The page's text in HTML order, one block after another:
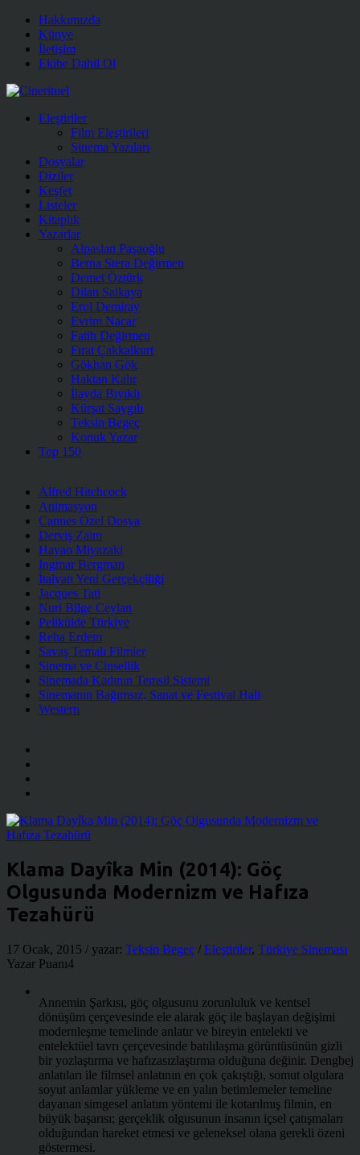
Hakkımızda
Künye
İletişim
Ekibe Dahil Ol
Eleştiriler
Film Eleştirileri
Sinema Yazıları
Dosyalar
Diziler
Keşfet
Listeler
Kitaplık
Yazarlar
Alpaslan Paşaoğlu
Berna Stera Değirmen
Demet Öztürk
Dilan Salkaya
Erol Demiray
Evrim Nacar
Fatih Değirmen
Fırat Çakkalkurt
Gökhan Gök
Haktan Kalır
İlayda Bıyıklı
Kürşat Saygılı
Teksin Begeç
Konuk Yazar
Top 150
Alfred Hitchcock
Animasyon
Cannes Özel Dosya
Derviş Zaim
Hayao Miyazaki
Ingmar Bergman
İtalyan Yeni Gerçekçiliği
Jacques Tati
Nuri Bilge Ceylan
Pelikülde Türkiye
Reha Erdem
Savaş Temalı Filmler
Sinema ve Cinsellik
Sinemada Kadının Temsil Sistemi
Sinemanın Bağımsız, Sanat ve Festival Hali
Western
Klama Dayîka Min (2014): Göç
Olgusunda Modernizm ve Hafıza
Tezahürü
17 Ocak, 2015 / yazar: Teksin Begeç / Eleştiriler, Türkiye Sineması
Yazar Puanı4
Annemin Şarkısı, göç olgusunu zorunluluk ve kentsel
dönüşüm çerçevesinde ele alarak göç ile başlayan değişimi
modernleşme temelinde anlatır ve bireyin entelekti ve
entelektüel tavrı çerçevesinde batılılaşma görüntüsünün gizli
bir yozlaştırma ve hafızasızlaştırma olduğuna değinir. Dengbej
anlatıları ile filmsel anlatının en çok çakıştığı, somut olgulara
soyut anlamlar yükleme ve en yalın betimlemeler temeline
dayanan simgesel anlatım yöntemi ile kotarılmış filmin, en
büyük başarısı; gerçeklik olgusunun insanın içsel çatışmaları
olduğundan hareket etmesi ve geleneksel olana gerekli özeni
göstermesi.